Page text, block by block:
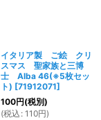
イタリア製 ご絵 クリ
スマス 聖家族と三博
士 Alba 46(※5枚セッ
ト) [71912071]
100円(税別)
(税込 : 110円)